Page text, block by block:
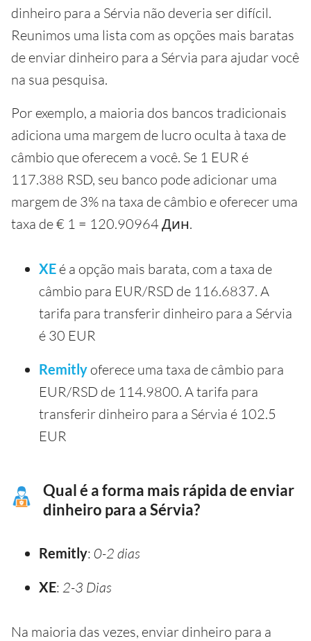
dinheiro para a Sérvia não deveria ser difícil.
Reunimos uma lista com as opções mais baratas
de enviar dinheiro para a Sérvia para ajudar você
na sua pesquisa.
Por exemplo, a maioria dos bancos tradicionais
adiciona uma margem de lucro oculta à taxa de
câmbio que oferecem a você. Se 1 EUR é
117.388 RSD, seu banco pode adicionar uma
margem de 3% na taxa de câmbio e oferecer uma
taxa de € 1 = 120.90964 Дин.
XE é a opção mais barata, com a taxa de
câmbio para EUR/RSD de 116.6837. A
tarifa para transferir dinheiro para a Sérvia
é 30 EUR
Remitly oferece uma taxa de câmbio para
EUR/RSD de 114.9800. A tarifa para
transferir dinheiro para a Sérvia é 102.5
EUR
Qual é a forma mais rápida de enviar
dinheiro para a Sérvia?
Remitly: 0-2 dias
XE: 2-3 Dias
Na maioria das vezes, enviar dinheiro para a